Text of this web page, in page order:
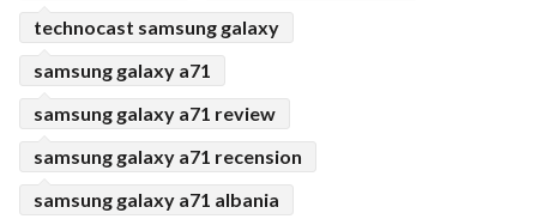
technocast samsung galaxy
samsung galaxy a71
samsung galaxy a71 review
samsung galaxy a71 recension
samsung galaxy a71 albania